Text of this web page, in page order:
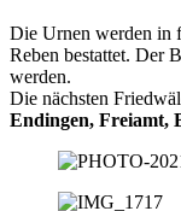
Die Urnen werden in
Reben bestattet. Der
werden.
Die nächsten
Endingen, Freiamt,